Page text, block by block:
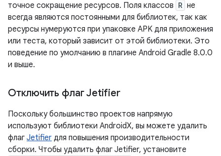
точное сокращение ресурсов. Поля классов R не
всегда являются постоянными для библиотек, так как
ресурсы нумеруются при упаковке APK для приложения
или теста, который зависит от этой библиотеки. Это
поведение по умолчанию в плагине Android Gradle 8.0.0
и выше.
Отключить флаг Jetifier
Поскольку большинство проектов напрямую
используют библиотеки AndroidX, вы можете удалить
флаг Jetifier для повышения производительности
сборки. Чтобы удалить флаг Jetifier, установите